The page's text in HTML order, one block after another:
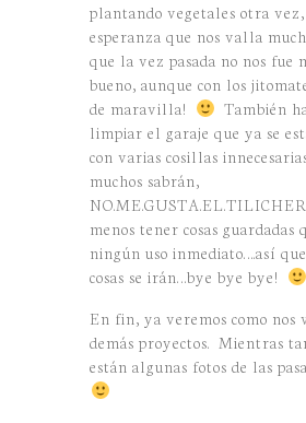
plantando vegetales otra
esperanza que nos valla
que la vez pasada no nos fue
bueno, aunque con los
de maravilla!
También
limpiar el garaje que ya se
con varias cosillas
muchos sabrán,
menos tener cosas guardadas
ningún uso inmediato….así
cosas se irán…bye bye bye!
En fin, ya veremos como nos
demás proyectos. Mientras
están algunas fotos de las